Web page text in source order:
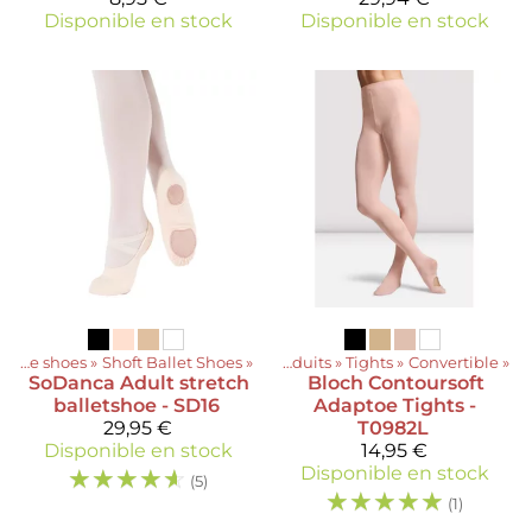
Disponible en stock
Disponible en stock
Dance shoes ‪» Shoft Ballet Shoes ‪»
SoDanca Adult stretch
balletshoe - SD16
29,95 €
Disponible en stock
☆☆☆☆☆ (5)
Produits ‪» Tights ‪» Convertible ‪»
Bloch Contoursoft
Adaptoe Tights -
T0982L
14,95 €
Disponible en stock
☆☆☆☆☆ (1)